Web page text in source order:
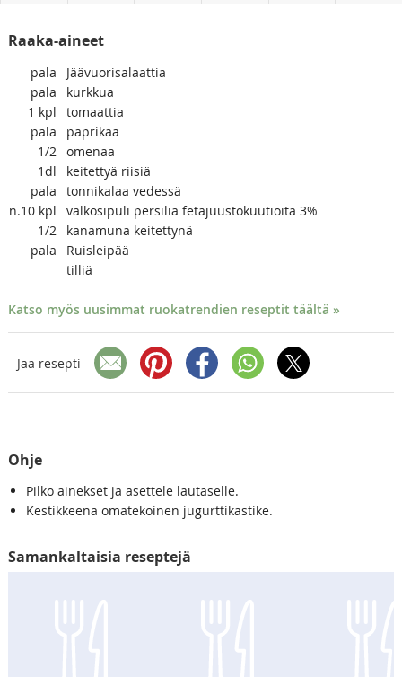
Raaka-aineet
pala
Jäävuorisalaattia
pala
kurkkua
1 kpl
tomaattia
pala
paprikaa
1/2 omenaa
1dl
keitettyä riisiä
pala
tonnikalaa vedessä
n.10 kpl
valkosipuli persilia fetajuustokuutioita 3%
1/2
kanamuna keitettynä
pala
Ruisleipää
tilliä
Katso myös uusimmat ruokatrendien reseptit täältä »
Jaa resepti
Ohje
Pilko ainekset ja asettele lautaselle.
Kestikkeena omatekoinen jugurttikastike.
Samankaltaisia reseptejä